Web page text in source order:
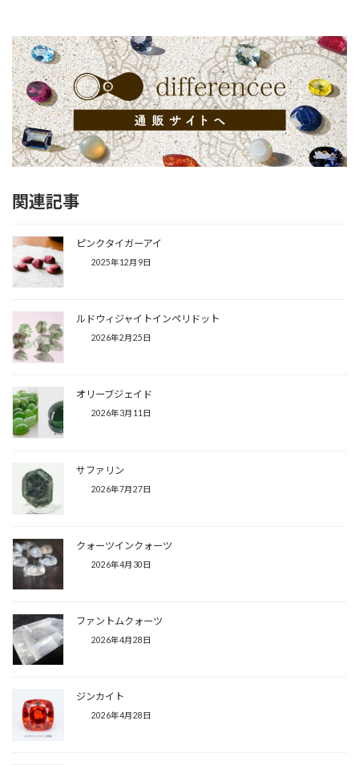
関連記事
ピンクタイガーアイ
2025年12月9日
ルドウィジャイトインペリドット
2026年2月25日
オリーブジェイド
2026年3月11日
サファリン
2026年7月27日
クォーツインクォーツ
2026年4月30日
ファントムクォーツ
2026年4月28日
ジンカイト
2026年4月28日